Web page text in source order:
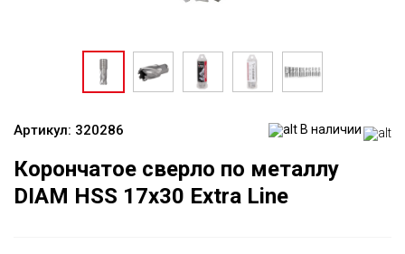
Артикул: 320286 В наличии
Корончатое сверло по металлу
DIAM HSS 17x30 Extra Line